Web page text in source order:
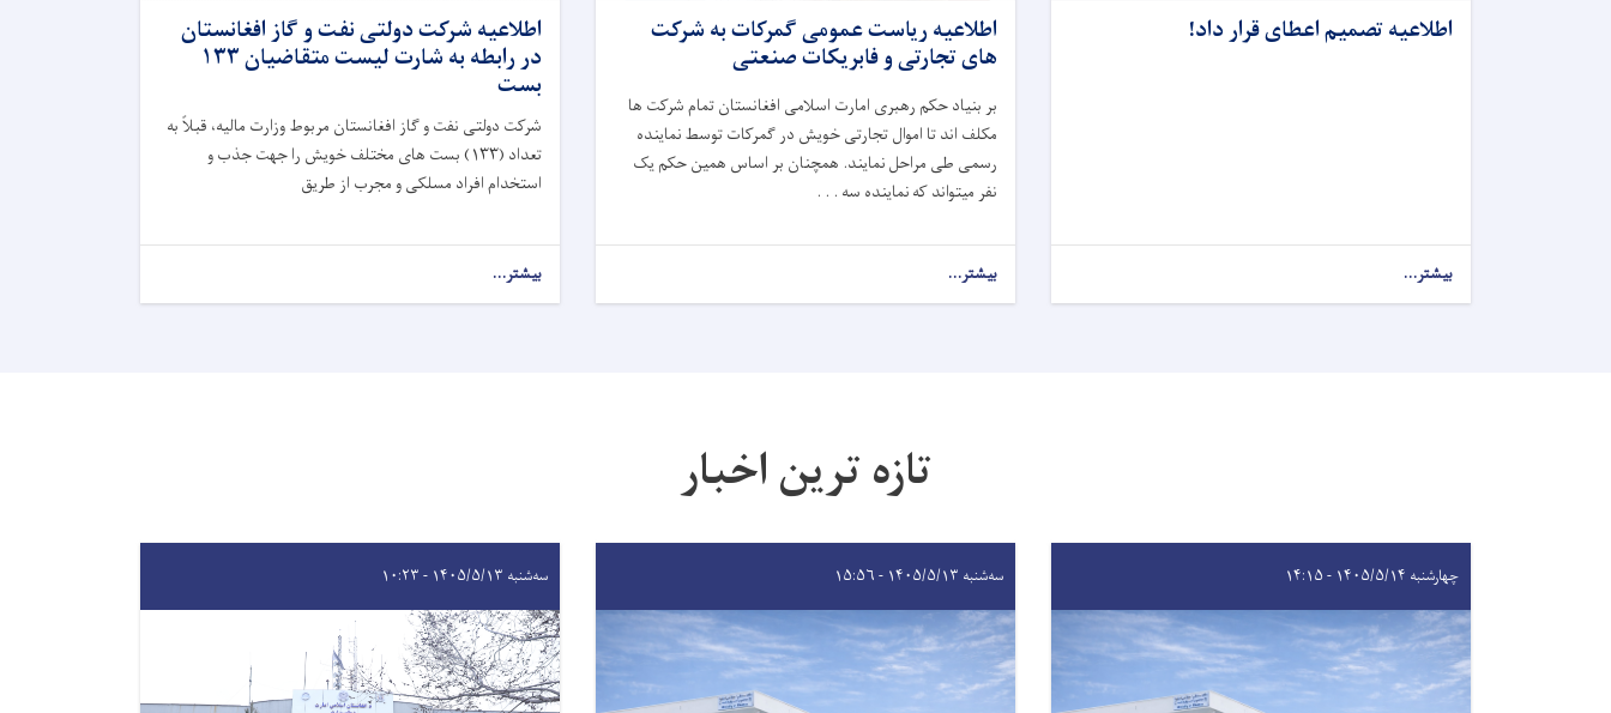
اطلاعیه تصمیم اعطای قرار داد!
بیشتر...
اطلاعیه ریاست عمومی گمرکات به شرکت
های تجارتی و فابریکات صنعتی
بر بنیاد حکم رهبری امارت اسلامی افغانستان تمام شرکت ها
مکلف اند تا اموال تجارتی خویش در گمرکات توسط نماینده
رسمی طی مراحل نمایند. همچنان بر اساس همین حکم یک
نفر میتواند که نماینده سه . . .
بیشتر...
اطلاعیه شرکت دولتی نفت و گاز افغانستان
در رابطه به شارت لیست متقاضیان ۱۳۳
بست
شرکت دولتی نفت و گاز افغانستان مربوط وزارت مالیه، قبلاً به
تعداد (۱۳۳) بست های مختلف خویش را جهت جذب و
استخدام افراد مسلکی و مجرب از طریق
بیشتر...
تازه ترین اخبار
چهارشنبه ۱۴۰۵/۵/۱۴ - ۱۴:۱۵ سه‌شنبه ۱۴۰۵/۵/۱۳ - ۱۵:۵۶ سه‌شنبه ۱۴۰۵/۵/۱۳ - ۱۰:۲۳